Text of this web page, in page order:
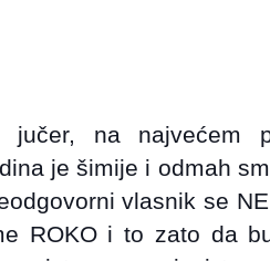
na najvećem
je šimije i odmah
vlasnik se
ROKO i to zato da